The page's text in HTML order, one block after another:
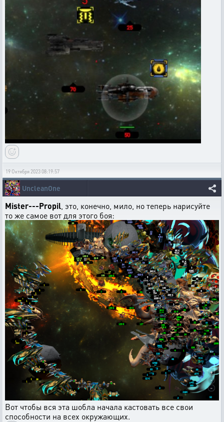
19 Октября 2023 08:19:57
UncleanOne
Mister---Propil , это, конечно, мило, но теперь нарисуйте
то же самое вот для этого боя:
Вот чтобы вся эта шобла начала кастовать все свои
способности на всех окружающих.